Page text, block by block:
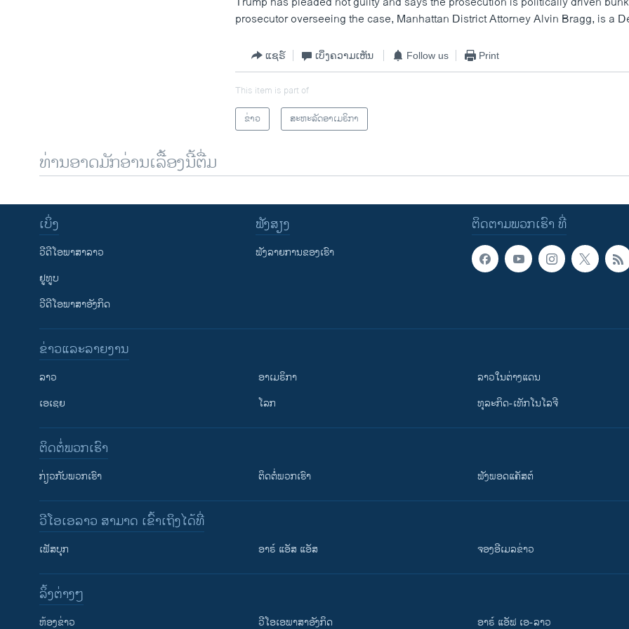
ຕິດຕາມພວກເຮົາ ທີ່
prosecutor overseeing the case, Manhattan District Attorney Alvin Bragg, is a
ແຊຣ໌ ເບິ່ງຄວາມເຫັນ Follow us Print
This item is part of
ຂ່າວ
ສະຫະລັດອາເມຣິກາ
ທ່ານອາດມັກອ່ານເລື້ອງນີ້ຕື່ມ
ຕິດຕາມພວກເຮົາ ທີ່
ເບິ່ງ
ວີດີໂອພາສາລາວ
ຢູທູບ
ວີດີໂອພາສາອັງກິດ
ຟັງສຽງ
ຟັງລາຍການຂອງເຮົາ
ຂ່າວແລະລາຍງານ
ລາວ
ເອເຊຍ
ອາເມຣິກາ
ໂລກ
ລາວໃນຕ່າງແດນ
ທຸລະກິດ-ເທັກໂນໂລຈີ
ຕິດຕໍ່ພວກເຮົາ
ກ່ຽວກັບພວກເຮົາ ຕິດຕໍ່ພວກເຮົາ ຟັງພອດແຄັສຕ໌
ວີໂອເອລາວ ສາມາດ ເຂົ້າເຖິງໄດ້ທີ່
ເຟັສບຸກ ອາຣ໌ ແອັສ ແອັສ ຈອງອີເມລຂ່າວ
​ລິ້ງ​ຕ່າງໆ
​ຫ້ອງ​ຂ່າວ ວີ​ໂອ​ເອ​ພາ​ສາ​ອັງ​ກິດ ອາຣ໌ ແອັຟ ເອ-ລາວ